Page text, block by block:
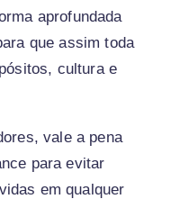
aprofundada
que assim toda
cultura e
vale a pena
para evitar
em qualquer